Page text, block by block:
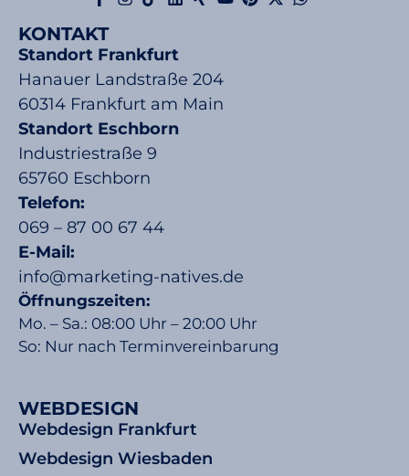
KONTAKT
Standort Frankfurt
Hanauer Landstraße 204
60314 Frankfurt am Main
Standort Eschborn
Industriestraße 9
65760 Eschborn
Telefon:
069 – 87 00 67 44
E-Mail:
info@marketing-natives.de
Öffnungszeiten:
Mo. – Sa.: 08:00 Uhr – 20:00 Uhr
So: Nur nach Terminvereinbarung
WEBDESIGN
Webdesign Frankfurt
Webdesign Wiesbaden